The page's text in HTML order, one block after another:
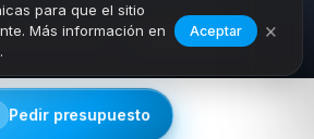
Pedir presupuesto
para que el sitio
Más información en
.
Aceptar ×
Negocio › Carboneras